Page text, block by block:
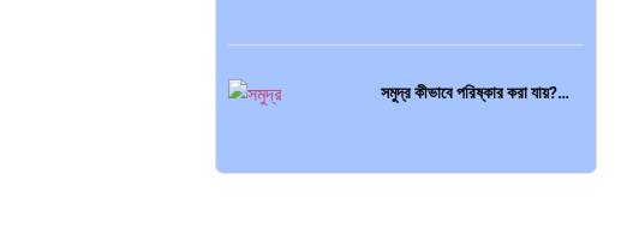
সমুদ্র কীভাবে পরিষ্কার করা যায়?…